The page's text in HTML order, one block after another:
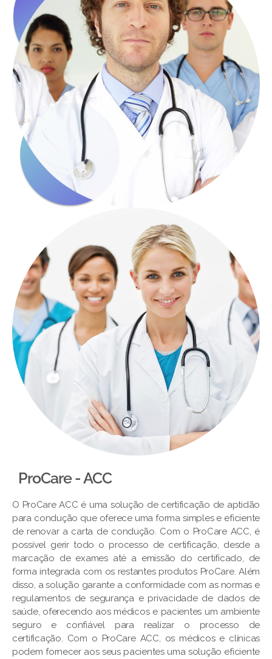
ProCare - ACC
O ProCare ACC é uma solução de certificação de aptidão
para condução que oferece uma forma simples e eficiente
de renovar a carta de condução. Com o ProCare ACC, é
possível gerir todo o processo de certificação, desde a
marcação de exames até a emissão do certificado, de
forma integrada com os restantes produtos ProCare. Além
disso, a solução garante a conformidade com as normas e
regulamentos de segurança e privacidade de dados de
saúde, oferecendo aos médicos e pacientes um ambiente
seguro e confiável para realizar o processo de
certificação. Com o ProCare ACC, os médicos e clínicas
podem fornecer aos seus pacientes uma solução eficiente